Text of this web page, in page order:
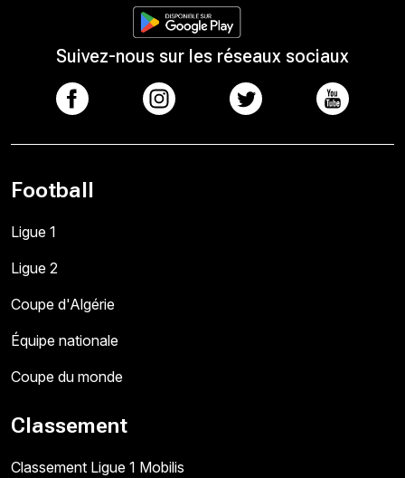
Suivez-nous sur les réseaux sociaux
Football
Ligue 1
Ligue 2
Coupe d'Algérie
Équipe nationale
Coupe du monde
Classement
Classement Ligue 1 Mobilis